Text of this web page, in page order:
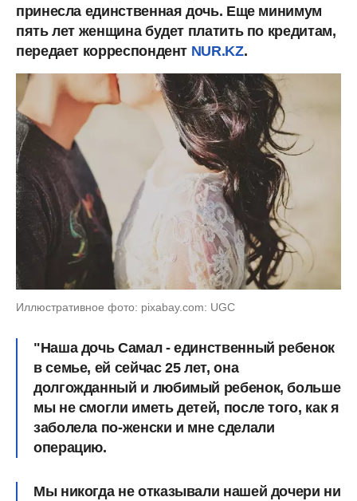
принесла единственная дочь. Еще минимум
пять лет женщина будет платить по кредитам,
передает корреспондент NUR.KZ.
Иллюстративное фото: pixabay.com: UGC
"Наша дочь Самал - единственный ребенок
в семье, ей сейчас 25 лет, она
долгожданный и любимый ребенок, больше
мы не смогли иметь детей, после того, как я
заболела по-женски и мне сделали
операцию.
Мы никогда не отказывали нашей дочери ни